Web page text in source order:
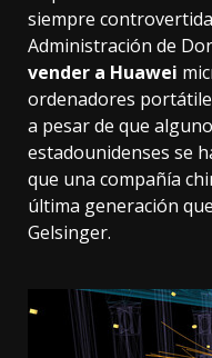
siempre
Administración de
vender a Huawei
ordenadores
a pesar de que
estadounidenses se
que una compañía
última generación
Gelsinger.